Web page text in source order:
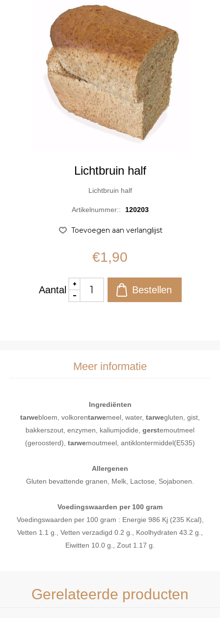
Lichtbruin half
Lichtbruin half
Artikelnummer:: 120203
€1,90
Aantal
Meer informatie
Ingrediënten
tarwebloem, volkorentarwemeel, water, tarwegluten, gist,
bakkerszout, enzymen, kaliumjodide, gerstemoutmeel
(geroosterd), tarwemoutmeel, antiklontermiddel(E535)
Allergenen
Gluten bevattende granen, Melk, Lactose, Sojabonen.
Voedingswaarden per 100 gram
Voedingswaarden per 100 gram : Energie 986 Kj (235 Kcal),
Vetten 1.1 g., Vetten verzadigd 0.2 g., Koolhydraten 43.2 g.,
Eiwitten 10.0 g., Zout 1.17 g.
Gerelateerde producten